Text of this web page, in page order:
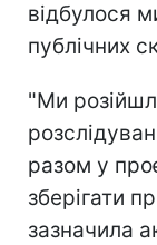
відбулося
публічних
"Ми
разом у
зберігати
зазначила